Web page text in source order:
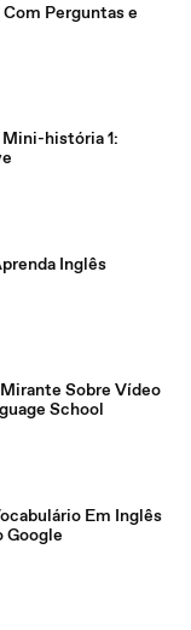
Com Perguntas e
Inglês
Sobre Vídeo
School
Em Inglês
Google